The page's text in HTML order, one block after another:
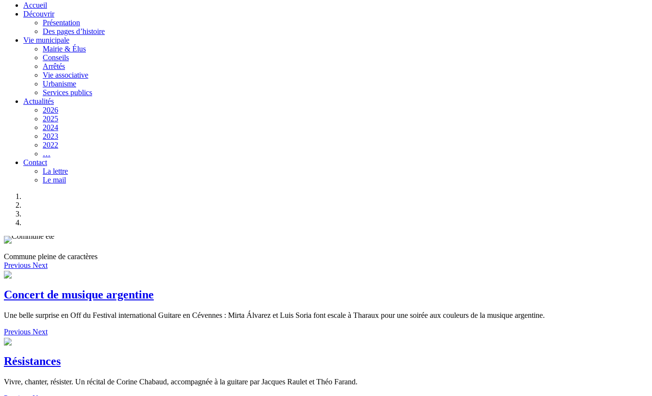
Accueil
Découvrir
Présentation
Des pages d’histoire
Vie municipale
Mairie & Élus
Conseils
Arrêtés
Vie associative
Urbanisme
Services publics
Actualités
2026
2025
2024
2023
2022
…
Contact
La lettre
Le mail
Commune pleine de caractères
Previous Next
Concert de musique argentine
Une belle surprise en Off du Festival international Guitare en Cévennes : Mirta Álvarez et Luis Soria font escale à Tharaux pour une soirée aux couleurs de la musique argentine.
Previous Next
Résistances
Vivre, chanter, résister. Un récital de Corine Chabaud, accompagnée à la guitare par Jacques Raulet et Théo Farand.